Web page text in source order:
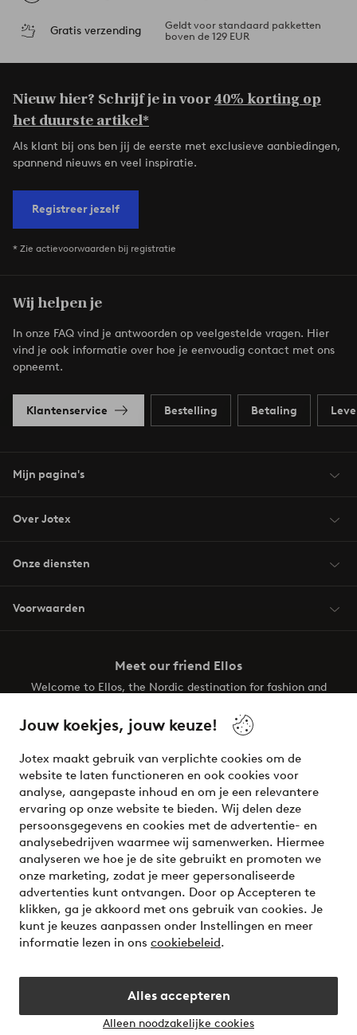
Jouw koekjes, jouw keuze!
Jotex maakt gebruik van verplichte cookies om de
website te laten functioneren en ook cookies voor
analyse, aangepaste inhoud en om je een relevantere
ervaring op onze website te bieden. Wij delen deze
persoonsgegevens en cookies met de advertentie- en
analysebedrijven waarmee wij samenwerken. Hiermee
analyseren we hoe je de site gebruikt en promoten we
onze marketing, zodat je meer gepersonaliseerde
advertenties kunt ontvangen. Door op Accepteren te
klikken, ga je akkoord met ons gebruik van cookies. Je
kunt je keuzes aanpassen onder Instellingen en meer
informatie lezen in ons cookiebeleid.
Alles accepteren
Alleen noodzakelijke cookies
Gratis verzending
Geldt voor standaard pakketten
boven de 129 EUR
Nieuw hier? Schrijf je in voor40% korting op
het duurste artikel*
Als klant bij ons ben jij de eerste met exclusieve aanbiedingen,
spannend nieuws en veel inspiratie.
Registreer jezelf
* Zie actievoorwaarden bij registratie
Wij helpen je
In onze FAQ vind je antwoorden op veelgestelde vragen. Hier
vind je ook informatie over hoe je eenvoudig contact met ons
opneemt.
Klantenservice Bestelling Betaling
Mijn pagina's
Over Jotex
Onze diensten
Voorwaarden
Meet our friend Ellos
Welcome to Ellos, the Nordic destination for fashion and
your wardrobe. Your next inspiring look is here!
Veilig betalen - Nu betalen of opsplitsen
Wil je meer weten over onze betaalopties?